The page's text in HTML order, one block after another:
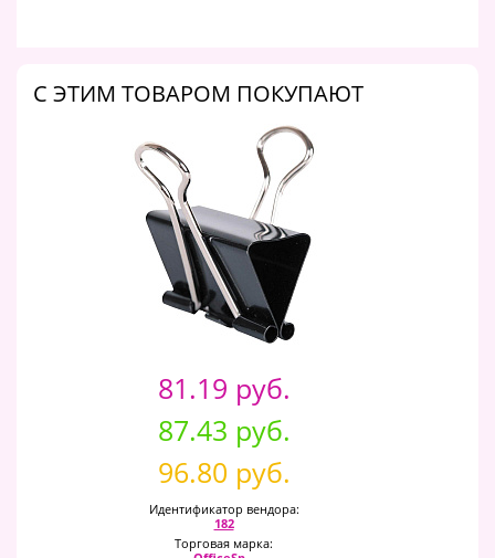
C ЭТИМ ТОВАРОМ ПОКУПАЮТ
81.19 руб.
87.43 руб.
96.80 руб.
Идентификатор вендора:
182
Торговая марка: